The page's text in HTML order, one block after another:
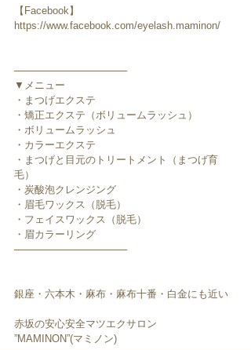
【Facebook】
https://www.facebook.com/eyelash.maminon/
────────────────
▼メニュー
・まつげエクステ
・矯正エクステ（ボリュームラッシュ）
・ボリュームラッシュ
・カラーエクステ
・まつげと目元のトリートメント（まつげ育
毛）
・炭酸泡クレンジング
・眉毛ワックス（脱毛）
・フェイスワックス（脱毛）
・眉カラーリング
────────────────
銀座・六本木・麻布・麻布十番・白金にも近い
赤坂の安心安全マツエクサロン
”MAMINON”(マミノン)